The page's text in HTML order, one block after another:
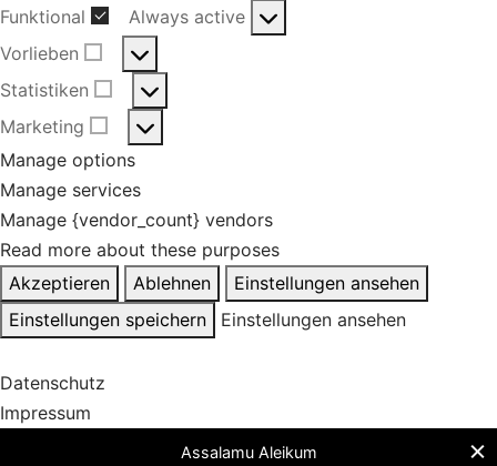
Funktional
Funktional
Always active
Vorlieben
Vorlieben
Statistiken
Statistiken
Marketing
Marketing
Manage options
Manage services
Manage {vendor_count} vendors
Read more about these purposes
Akzeptieren
Ablehnen
Einstellungen ansehen
Einstellungen speichern
Einstellungen ansehen
Datenschutz
Impressum
Assalamu Aleikum